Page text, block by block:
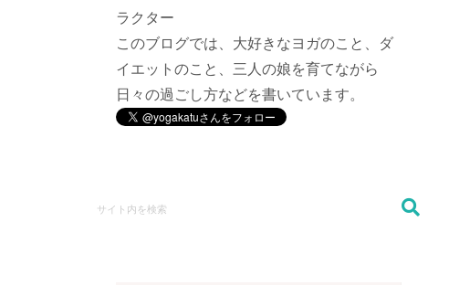
ラクター
このブログでは、大好きなヨガのこと、ダ
イエットのこと、三人の娘を育てながら
日々の過ごし方などを書いています。